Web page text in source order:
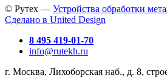
© Рутех — Устройства обработки
Сделано в United Design
8 495 419-01-70
info@rutekh.ru
г. Москва, Лихоборская наб., д. 8,